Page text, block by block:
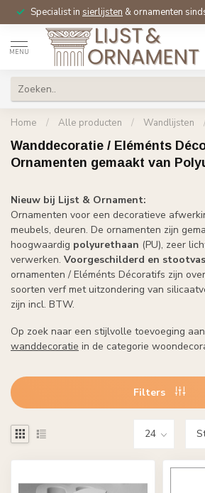
Specialist in sierlijsten & ornamenten
MENU
Home / Alle producten / Wandlijsten
Wanddecoratie / Eléménts
Ornamenten gemaakt van
Nieuw bij Lijst & Ornament:
Ornamenten voor een decoratieve
meubels, deuren. De ornamenten zijn
hoogwaardig polyurethaan (PU), zeer
verwerken. Voorgeschilderd en
ornamenten / Eléménts Décoratifs zijn
soorten verf met uitzondering van
zijn incl. BTW.
Op zoek naar een stijlvolle toevoeging
wanddecoratie in de categorie
Filters